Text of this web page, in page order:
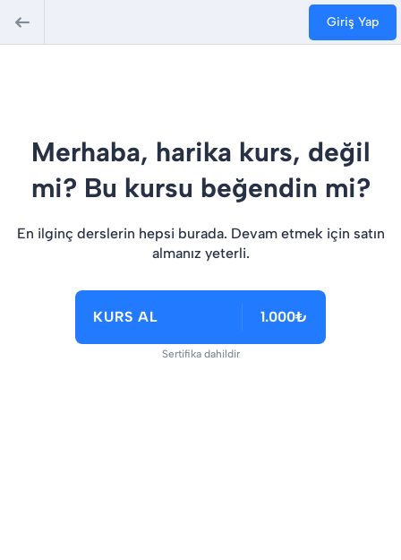
Giriş Yap
Merhaba, harika kurs, değil
mi? Bu kursu beğendin mi?
En ilginç derslerin hepsi burada. Devam etmek için satın
almanız yeterli.
KURS AL 1.000₺
Sertifika dahildir